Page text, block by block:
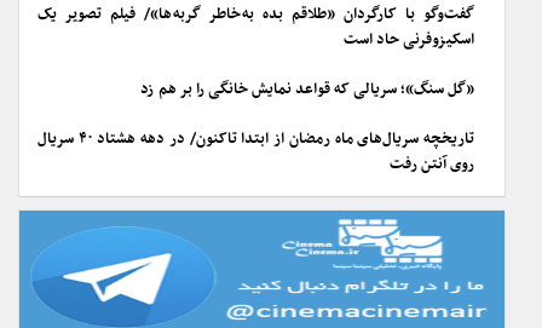
گفت‌وگو با کارگردان «طلاقم بده به خاطر گربه ها»/ فیلم تصویر یک
اسکیزوفرنی حاد است
«گل سنگ»؛ سریالی که قواعد نمایش خانگی را بر هم زد
تاریخچه سریال‌های ماه رمضان از ابتدا تاکنون/ در دهه هشتاد ۴۰ سریال
روی آنتن رفت